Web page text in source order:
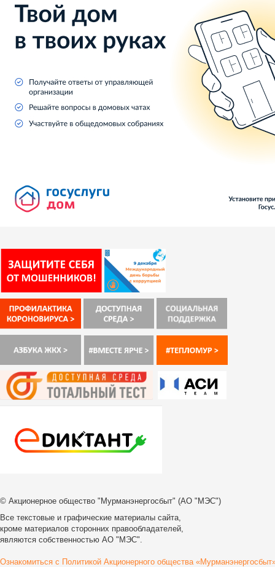
© Акционерное общество "Мурманэнергосбыт" (АО "МЭС")
Все текстовые и графические материалы сайта,
кроме материалов сторонних правообладателей,
являются собственностью АО "МЭС".
Ознакомиться с Политикой Акционерного общества